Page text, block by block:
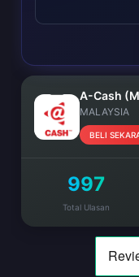
A-Cash
MALAYSIA
BELI
997
Total Ulasan